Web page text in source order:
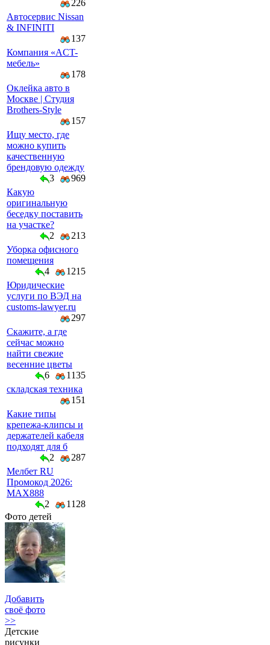
226
Автосервис Nissan
& INFINITI
137
Компaния «AСT-
мeбeль»
178
Оклейка авто в
Москве | Студия
Brothers-Style
157
Ищу место, где
можно купить
качественную
брендовую одежду
3
969
Какую
оригинальную
беседку поставить
на участке?
2
213
Уборка офисного
помещения
4
1215
Юридические
услуги по ВЭД на
customs-lawyer.ru
297
Скажите, а где
сейчас можно
найти свежие
весенние цветы
6
1135
складская техника
151
Какие типы
крепежа-клипсы и
держателей кабеля
подходят для б
2
287
Мелбет RU
Промокод 2026:
MAX888
2
1128
Фото детей
Добавить
своё фото
>>
Детские
рисунки